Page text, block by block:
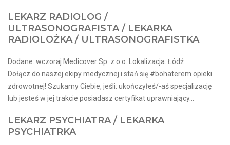
LEKARZ RADIOLOG /
ULTRASONOGRAFISTA / LEKARKA
RADIOLOŻKA / ULTRASONOGRAFISTKA
Dodane: wczoraj Medicover Sp. z o.o. Lokalizacja: Łódź
Dołącz do naszej ekipy medycznej i stań się #bohaterem opieki
zdrowotnej! Szukamy Ciebie, jeśli​: ukończyłeś/-aś specjalizację
lub jesteś w jej trakcie posiadasz certyfikat uprawniający...
LEKARZ PSYCHIATRA / LEKARKA
PSYCHIATRKA